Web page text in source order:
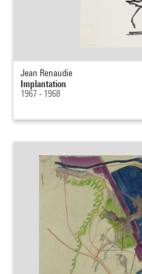
Jean Renaudie
Implantation
1967 - 1968